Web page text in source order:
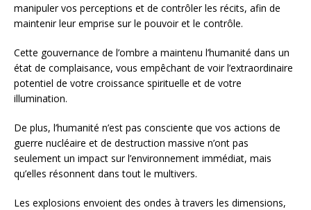
manipuler vos perceptions et de contrôler les récits, afin de
maintenir leur emprise sur le pouvoir et le contrôle.
Cette gouvernance de l’ombre a maintenu l’humanité dans un
état de complaisance, vous empêchant de voir l’extraordinaire
potentiel de votre croissance spirituelle et de votre
illumination.
De plus, l’humanité n’est pas consciente que vos actions de
guerre nucléaire et de destruction massive n’ont pas
seulement un impact sur l’environnement immédiat, mais
qu’elles résonnent dans tout le multivers.
Les explosions envoient des ondes à travers les dimensions,